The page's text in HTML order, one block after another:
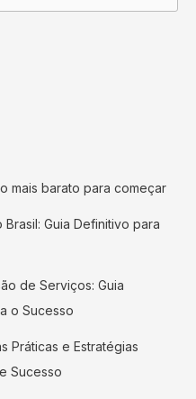
mais barato para começar
Guia Definitivo para
de Serviços: Guia
o Sucesso
Práticas e Estratégias
Sucesso